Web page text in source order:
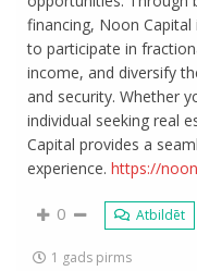
financing, Noon
to participate in
income, and diversify
and security. Whether
individual seeking real
Capital provides a
experience.https://
0 Atbildēt
1 gads pirms